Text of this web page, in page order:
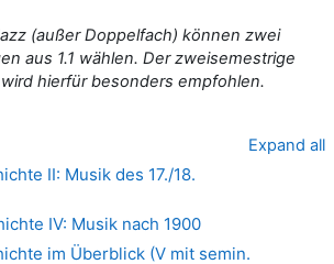
(außer Doppelfach) können zwei
aus 1.1 wählen. Der zweisemestrige
wird hierfür besonders empfohlen.
Expand all
II: Musik des 17./18.
IV: Musik nach 1900
im Überblick (V mit semin.